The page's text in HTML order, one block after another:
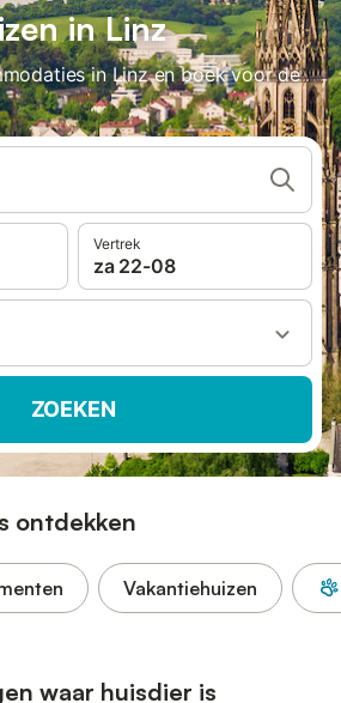
in Linz
in Linz en boek voor de
Vertrek
za 22-08
ZOEKEN
ontdekken
Vakantiehuizen
waar huisdier is